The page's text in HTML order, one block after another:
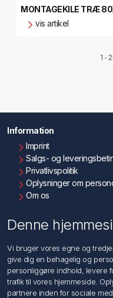
MONTAGEKILE TRÆ
vis artikel
1 -
Information
Imprint
Salgs- og
Privatlivspolitik
Oplysninger om
Om os
Søg
Min konto
Denne
Vi bruger vores egne og
give dig en behagelig og
personliggøre indhold, levere
trafik til vores hjemmeside.
partnere inden for sociale